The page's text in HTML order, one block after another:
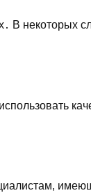
В некоторых